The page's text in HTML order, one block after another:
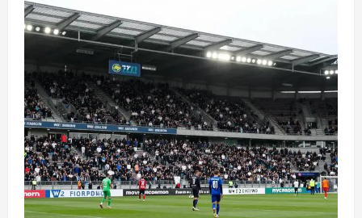
Eskilstuna
tái
đấu
Assyriska
FF:
cơ
hội
sửa
sai
trên
sân
nhà